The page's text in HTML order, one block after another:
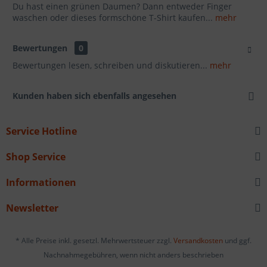
Du hast einen grünen Daumen? Dann entweder Finger
waschen oder dieses formschöne T-Shirt kaufen... mehr
Bewertungen
0
Bewertungen lesen, schreiben und diskutieren... mehr
Kunden haben sich ebenfalls angesehen
Service Hotline
Shop Service
Informationen
Newsletter
* Alle Preise inkl. gesetzl. Mehrwertsteuer zzgl. Versandkosten und ggf.
Nachnahmegebühren, wenn nicht anders beschrieben